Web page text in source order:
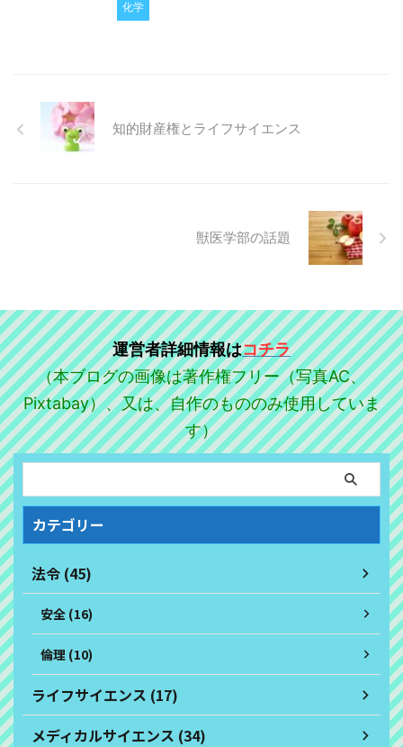
化学
知的財産権とライフサイエンス
獣医学部の話題
運営者詳細情報はコチラ
（本ブログの画像は著作権フリー（写真AC、
Pixtabay）、又は、自作のもののみ使用していま
す）
カテゴリー
法令 (45)
安全 (16)
倫理 (10)
ライフサイエンス (17)
メディカルサイエンス (34)